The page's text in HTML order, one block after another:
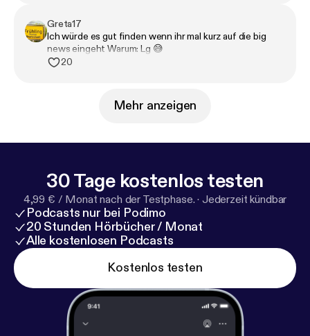
der Woche wird ein:e Gynäkolog:in eigentlich
angefurzt? Eine neue Folge "Die Nervigen" gibt es
jeden Freitag kostenlos mit Video bei Podimo.
Greta17
Ich würde es gut finden wenn ihr mal kurz auf die big
news eingeht Warum: Lg 😅
20
Mehr anzeigen
30 Tage kostenlos testen
4,99 € / Monat nach der Testphase. · Jederzeit kündbar
Podcasts nur bei Podimo
20 Stunden Hörbücher / Monat
Alle kostenlosen Podcasts
Kostenlos testen